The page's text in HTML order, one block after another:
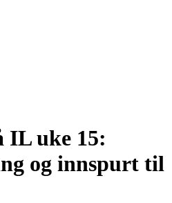
IL uke 15:
og innspurt til